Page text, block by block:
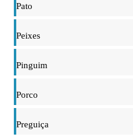
Pato
Peixes
Pinguim
Porco
Preguiça